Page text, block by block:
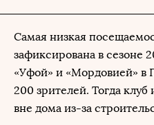
Самая низкая
зафиксирована в сезоне
«Уфой» и «Мордовией» в
200 зрителей. Тогда клуб
вне дома из-за